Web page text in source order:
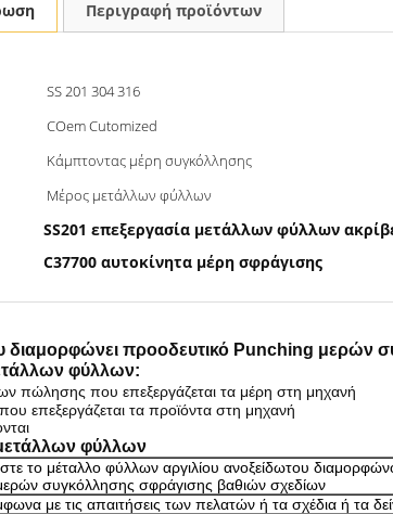
Περιγραφή προϊόντων
SS 201 304 316
COem Cutomized
Κάμπτοντας μέρη συγκόλλησης
Μέρος μετάλλων φύλλων
SS201 επεξεργασία μετάλλων φύλλων
C37700 αυτοκίνητα μέρη σφράγισης
προοδευτικό Punching μερών
φύλλων:
πώλησης που επεξεργάζεται τα μέρη στη μηχανή
επεξεργάζεται τα προϊόντα στη μηχανή
φύλλων
το μέταλλο φύλλων αργιλίου ανοξείδωτου
συγκόλλησης σφράγισης βαθιών σχεδίων
με τις απαιτήσεις των πελατών ή τα σχέδια ή τα